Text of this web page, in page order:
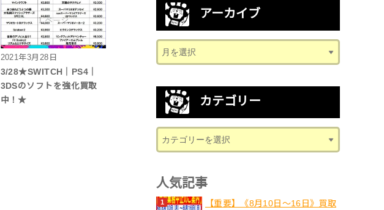
2021年3月28日
3/28★SWITCH｜PS4｜
3DSのソフトを強化買取
中！★
アーカイブ
カテゴリー
人気記事
【重要】《8月10日～16日》買取